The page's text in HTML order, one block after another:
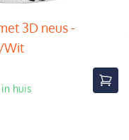
3D neus -
Wit
in huis